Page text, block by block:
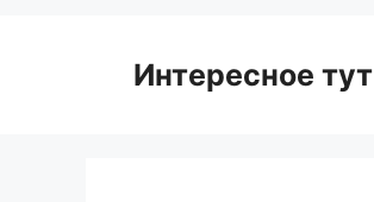
Интересное тут